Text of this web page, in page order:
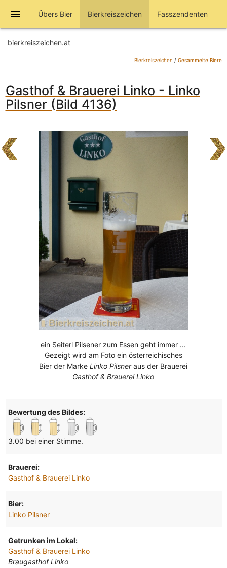
menu Übers Bier Bierkreiszeichen Fasszendenten
bierkreiszeichen.at
Bierkreiszeichen / Gesammelte Biere
Gasthof & Brauerei Linko - Linko
Pilsner (Bild 4136)
ein Seiterl Pilsener zum Essen geht immer ...
Gezeigt wird am Foto ein österreichisches
Bier der MarkeLinko Pilsneraus der Brauerei
Gasthof & Brauerei Linko
Bewertung des Bildes:
3.00 bei einer Stimme.
Brauerei:
Gasthof & Brauerei Linko
Bier:
Linko Pilsner
Getrunken im Lokal:
Gasthof & Brauerei Linko
Braugasthof Linko